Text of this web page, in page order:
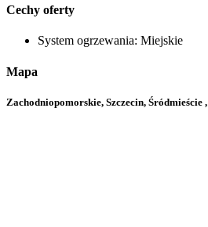
Cechy oferty
System ogrzewania: Miejskie
Mapa
Zachodniopomorskie, Szczecin, Śródmieście ,